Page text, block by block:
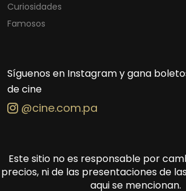
Curiosidades
Famosos
Síguenos en Instagram y gana
de cine
@cine.com.pa
Este sitio no es responsable por
precios, ni de las presentaciones de
aqui se mencionan.